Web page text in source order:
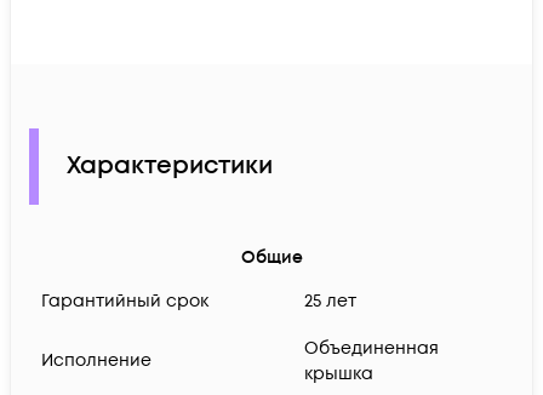
Характеристики
Общие
Гарантийный срок
25 лет
Исполнение
Объединенная
крышка